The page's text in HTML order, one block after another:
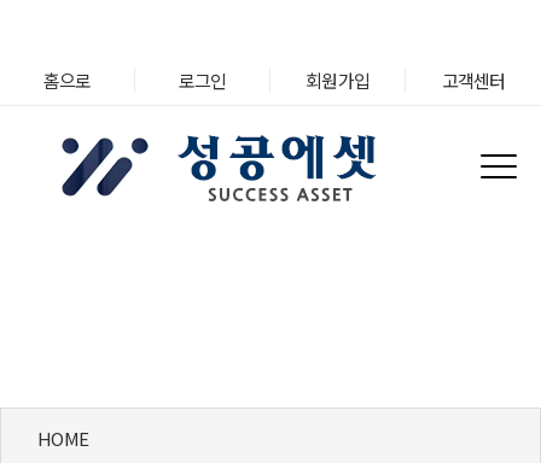
홈으로 로그인 회원가입 고객센터
HOME